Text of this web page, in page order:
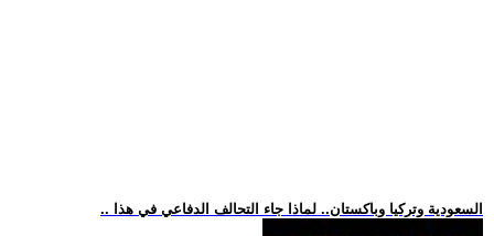
.. السعودية وتركيا وباكستان.. لماذا جاء التحالف الدفاعي في هذا